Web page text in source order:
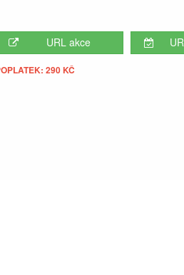
URL akce
290 KČ